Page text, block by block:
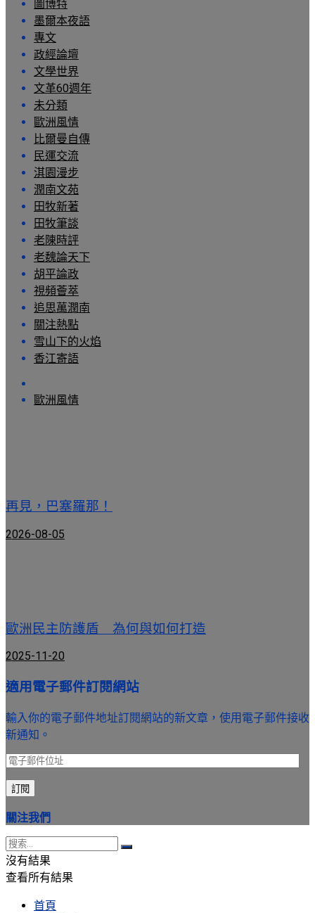
圖博特
墨爾本夜語
專文
政經論壇
文學世界
文革60週年
未分類
歐洲風情
比爾曼自傳
民運交流
淇園漫步
潤南文苑
田牧新著
田牧筆談
老陳時評
老魏論天下
胡平論政
視頻薈萃
追思萬潤南
關注熱點
雪山下的火焰
香江寄語
歐洲風情
再見，巴塞羅那！
2026-08-05
歐洲民主防護盾 為何與如何打造
2025-11-20
適用電子郵件訂閱網站
輸入你的電子郵件地址訂閱網站的新文章，使用電子郵件接收
新通知。
電
子
郵
件
位
址
訂閱
關注我們
沒有結果
查看所有結果
首頁